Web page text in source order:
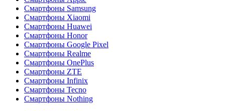
Смартфоны Samsung
Смартфоны Xiaomi
Смартфоны Huawei
Смартфоны Honor
Смартфоны Google Pixel
Смартфоны Realme
Смартфоны OnePlus
Смартфоны ZTE
Смартфоны Infinix
Смартфоны Tecno
Смартфоны Nothing